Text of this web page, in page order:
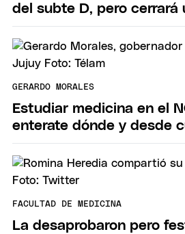
del subte D, pero cerrará
GERARDO MORALES
Estudiar medicina en el
enterate dónde y desde
FACULTAD DE MEDICINA
La desaprobaron pero